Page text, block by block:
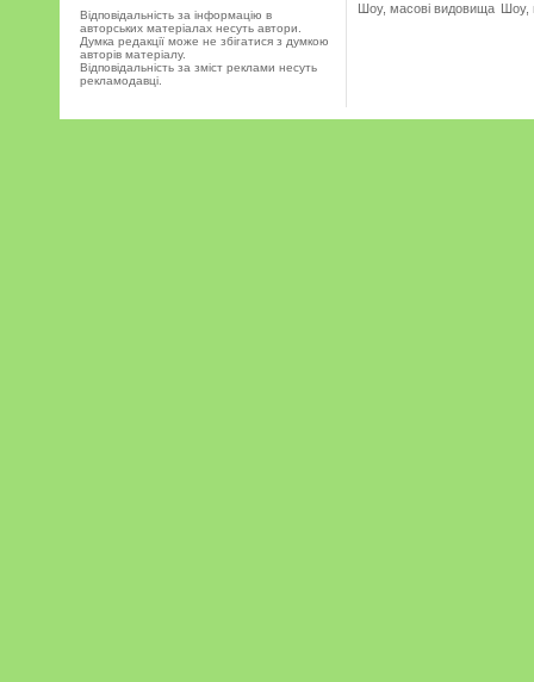
Відповідальність за інформацію в
авторських матеріалах несуть автори.
Думка редакції може не збігатися з думкою
авторів матеріалу.
Відповідальність за зміст реклами несуть
рекламодавці.
Шоу, масові видовища Шоу,